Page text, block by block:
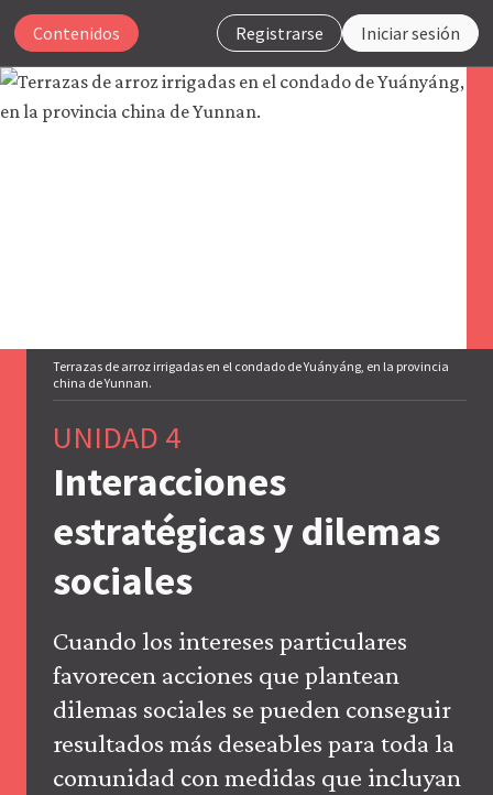
Registrarse Iniciar sesión
Contenidos
cookies
necesarias.
Puedes
configuración
navegador,
posible
afecte
prestaciones
Terrazas de arroz irrigadas en el condado de Yuányáng, en la provincia
china de Yunnan.
UNIDAD 4
Interacciones
estratégicas y dilemas
sociales
Cuando los intereses particulares
favorecen acciones que plantean
dilemas sociales se pueden conseguir
resultados más deseables para toda la
comunidad con medidas que incluyan